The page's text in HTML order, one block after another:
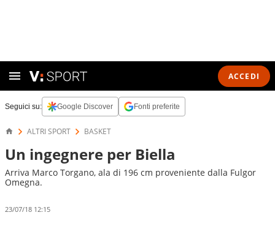
ACCEDI
Seguici su: Google Discover Fonti preferite
ALTRI SPORT BASKET
Un ingegnere per Biella
Arriva Marco Torgano, ala di 196 cm proveniente dalla Fulgor
Omegna.
23/07/18 12:15